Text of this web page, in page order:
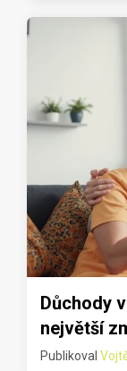
Důchody
největší
Publikoval